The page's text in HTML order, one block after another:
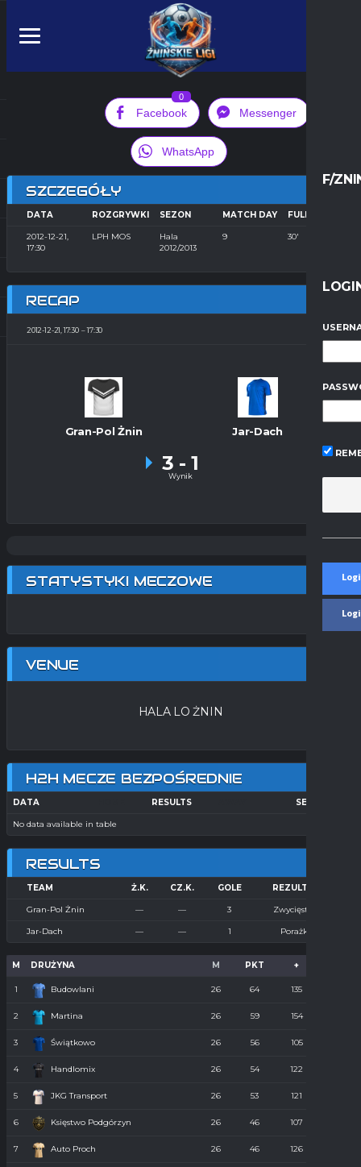
F/
Facebook
0
Messenger
WhatsApp
SZCZEGÓŁY
DATA ROZGRYWKI SEZON MATCH DAY FULL TIME
2012-12-21,
17:30
LPH MOS
Hala
2012/2013
9 30'
RECAP
2012-12-21, 17:30 17:30
Gran-Pol Żnin Jar-Dach
3 - 1
Wynik
STATYSTYKI MECZOWE
VENUE
HALA LO ŻNIN
H2H MECZE BEZPOŚREDNIE
DATA RESULTS SEASON
No data available in table
RESULTS
TEAM Ż.K. CZ.K. GOLE REZULTAT
Gran-Pol Żnin — — 3 Zwycięstwo
Jar-Dach — — 1 Porażka
M DRUŻYNA M PKT +
1 Budowlani 26 64 135
2 Martina 26 59 154
3 Świątkowo 26 56 105
4 Handlomix 26 54 122
5 JKG Transport 26 53 121
6 Księstwo Podgórzyn 26 46 107
7 Auto Proch 26 46 126